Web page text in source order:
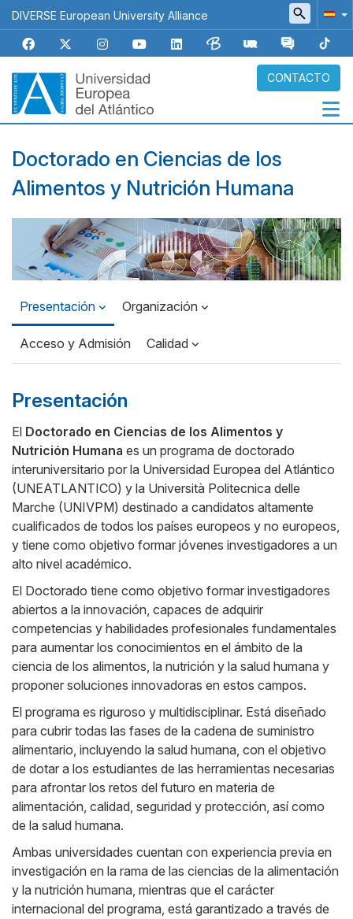
Pasar
al
contenido
principal
DIVERSE European University Alliance
CONTACTO
Navegación
principal
Doctorado en Ciencias de los
Alimentos y Nutrición Humana
Top
Banner
Presentación Organización
Acceso y Admisión Calidad
Presentación
Cuerpo
El Doctorado en Ciencias de los Alimentos y
Nutrición Humana es un programa de doctorado
interuniversitario por la Universidad Europea del Atlántico
(UNEATLANTICO) y la Università Politecnica delle
Marche (UNIVPM) destinado a candidatos altamente
cualificados de todos los países europeos y no europeos,
y tiene como objetivo formar jóvenes investigadores a un
alto nivel académico.
El Doctorado tiene como objetivo formar investigadores
abiertos a la innovación, capaces de adquirir
competencias y habilidades profesionales fundamentales
para aumentar los conocimientos en el ámbito de la
ciencia de los alimentos, la nutrición y la salud humana y
proponer soluciones innovadoras en estos campos.
El programa es riguroso y multidisciplinar. Está diseñado
para cubrir todas las fases de la cadena de suministro
alimentario, incluyendo la salud humana, con el objetivo
de dotar a los estudiantes de las herramientas necesarias
para afrontar los retos del futuro en materia de
alimentación, calidad, seguridad y protección, así como
de la salud humana.
Ambas universidades cuentan con experiencia previa en
investigación en la rama de las ciencias de la alimentación
y la nutrición humana, mientras que el carácter
internacional del programa, está garantizado a través de